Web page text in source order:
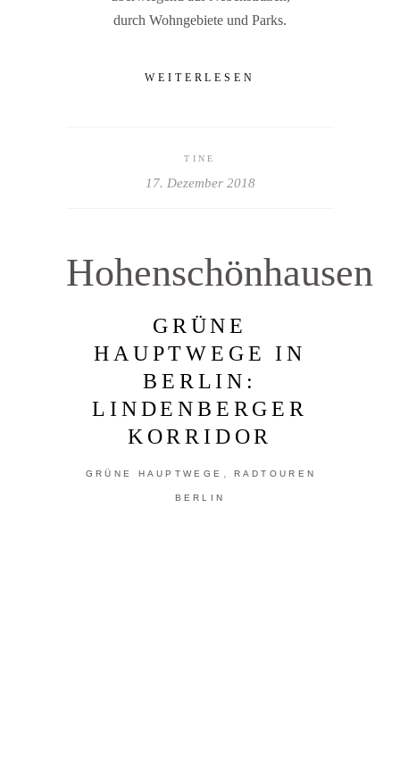
durch Wohngebiete und Parks.
WEITERLESEN
TINE
17. Dezember 2018
Hohenschönhausen
GRÜNE
HAUPTWEGE IN
BERLIN:
LINDENBERGER
KORRIDOR
GRÜNE HAUPTWEGE RADTOUREN
BERLIN